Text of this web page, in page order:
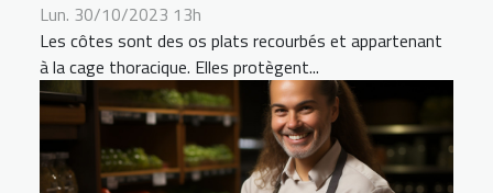
Lun. 30/10/2023 13h
Les côtes sont des os plats recourbés et appartenant
à la cage thoracique. Elles protègent...